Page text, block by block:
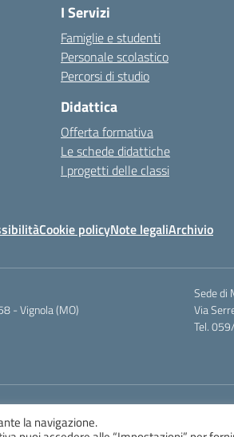
I Servizi
Famiglie e studenti
Personale scolastico
Percorsi di studio
Didattica
Offerta formativa
Le schede didattiche
I progetti delle classi
Cookie policyNote legaliArchivio
- Vignola (MO)
Sede di
Via
Tel.
la navigazione.